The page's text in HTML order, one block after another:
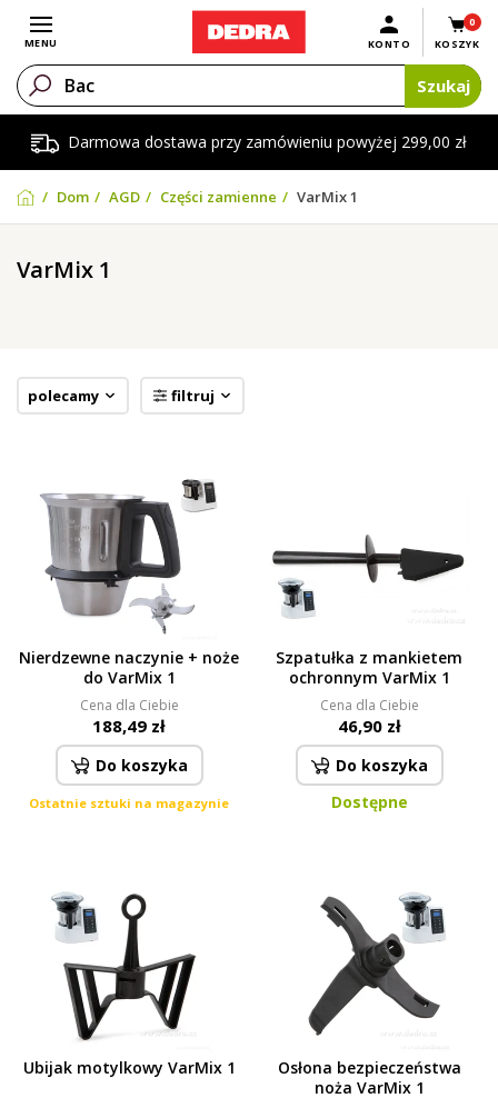
Darmowa dostawa przy zamówieniu powyżej 299,00 zł
Otwórz menu
MENU
0
KOSZYK
KONTO
Szukaj
Dom AGD Części zamienne VarMix 1
VarMix 1
polecamy filtruj
Nierdzewne naczynie + noże
do VarMix 1
Cena dla Ciebie
188,49 zł
Do koszyka
Ostatnie sztuki na magazynie
Szpatułka z mankietem
ochronnym VarMix 1
Cena dla Ciebie
46,90 zł
Do koszyka
Dostępne
Ubijak motylkowy VarMix 1
Osłona bezpieczeństwa
noża VarMix 1